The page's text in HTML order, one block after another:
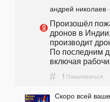
андpeй николаев
Произошёл
дронов в
производит
По последним
включая
# ! Пожаловаться
Скоро всей